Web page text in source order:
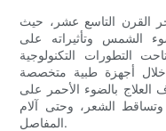
القرن التاسع عشر، حيث
الشمس وتأثيراته على
التطورات التكنولوجية
خلال أجهزة طبية متخصصة
العلاج بالضوء الأحمر على
الشعر، وحتى آلام
المفاصل.